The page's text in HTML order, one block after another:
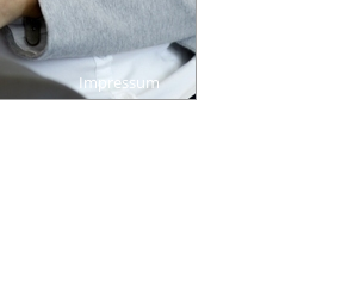
Impressum